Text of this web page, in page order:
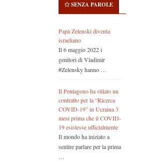
SENZA PAROLE
Papà Zelenski diventa
israeliano
Il 6 maggio 2022 i
genitori di Vladimir
#Zelensky hanno …
Il Pentagono ha stilato un
contratto per la “Ricerca
COVID-19” in Ucraina 3
mesi prima che il COVID-
19 esistesse ufficialmente
Il mondo ha iniziato a
sentire parlare per la prima
…